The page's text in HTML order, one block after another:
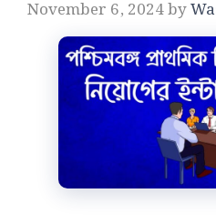
November 6, 2024by